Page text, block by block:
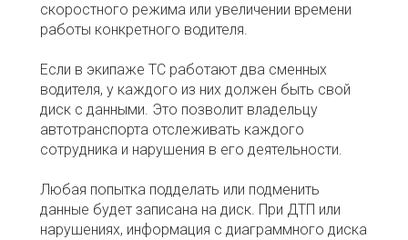
скоростного режима или увеличении времени
работы конкретного водителя.
Если в экипаже ТС работают два сменных
водителя, у каждого из них должен быть свой
диск с данными. Это позволит владельцу
автотранспорта отслеживать каждого
сотрудника и нарушения в его деятельности.
Любая попытка подделать или подменить
данные будет записана на диск. При ДТП или
нарушениях, информация с диаграммного диска